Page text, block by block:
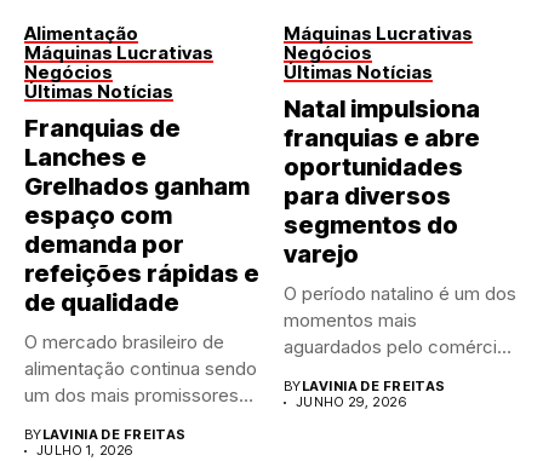
Alimentação
Máquinas Lucrativas
Negócios
Últimas Notícias
Franquias de
Lanches e
Grelhados ganham
espaço com
demanda por
refeições rápidas e
de qualidade
O mercado brasileiro de
alimentação continua sendo
um dos mais promissores
BYLAVINIA DE FREITAS
JULHO 1, 2026
Máquinas Lucrativas
Negócios
Últimas Notícias
Natal impulsiona
franquias e abre
oportunidades
para diversos
segmentos do
varejo
O período natalino é um dos
momentos mais
aguardados pelo comércio
BYLAVINIA DE FREITAS
JUNHO 29, 2026